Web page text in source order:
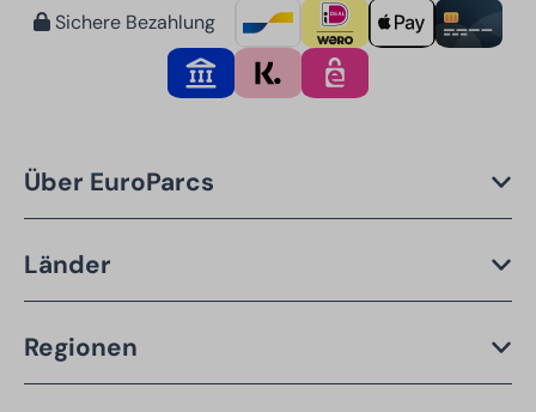
Sichere Bezahlung
Über EuroParcs
Länder
Regionen